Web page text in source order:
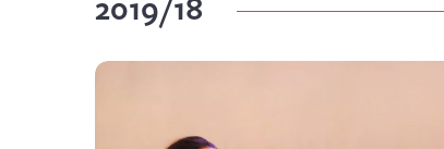
2019/18